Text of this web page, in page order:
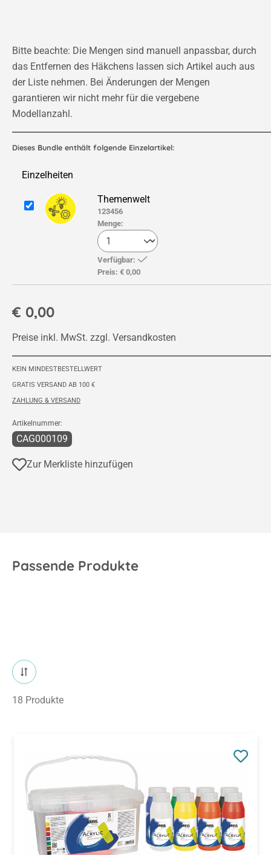
Bitte beachte: Die Mengen sind manuell anpassbar, durch
das Entfernen des Häkchens lassen sich Artikel auch aus
der Liste nehmen. Bei Änderungen der Mengen
garantieren wir nicht mehr für die vergebene
Modellanzahl.
€ 0,00
Preise inkl. MwSt. zzgl. Versandkosten
Dieses Bundle enthält folgende Einzelartikel:
Einzelheiten
Themenwelt
123456
Menge:
Verfügbar:
Preis: € 0,00
KEIN MINDESTBESTELLWERT
GRATIS VERSAND AB 100 €
ZAHLUNG & VERSAND
Artikelnummer:
CAG000109
Zur Merkliste hinzufügen
Passende Produkte
18 Produkte